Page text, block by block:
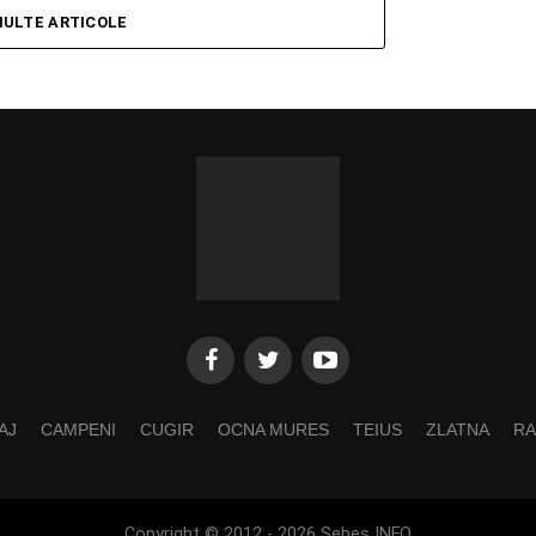
ARTICOLE
CAMPENI CUGIR OCNA MURES TEIUS ZLATNA